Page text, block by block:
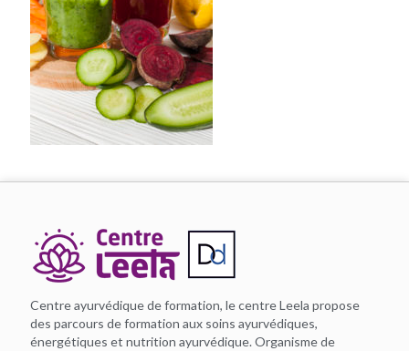
Centre ayurvédique de formation, le centre Leela propose
des parcours de formation aux soins ayurvédiques,
énergétiques et nutrition ayurvédique. Organisme de